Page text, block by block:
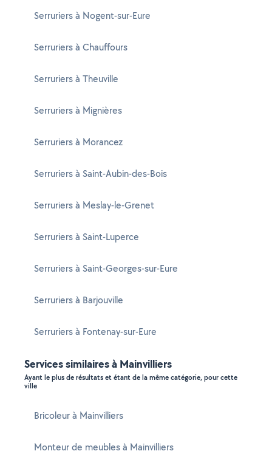
Serruriers à Nogent-sur-Eure
Serruriers à Chauffours
Serruriers à Theuville
Serruriers à Mignières
Serruriers à Morancez
Serruriers à Saint-Aubin-des-Bois
Serruriers à Meslay-le-Grenet
Serruriers à Saint-Luperce
Serruriers à Saint-Georges-sur-Eure
Serruriers à Barjouville
Serruriers à Fontenay-sur-Eure
Services similaires à Mainvilliers
Ayant le plus de résultats et étant de la même catégorie, pour cette
ville
Bricoleur à Mainvilliers
Monteur de meubles à Mainvilliers